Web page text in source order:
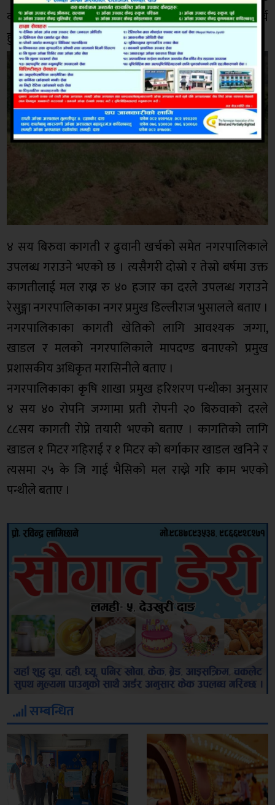
कागती लगाउने किसानलाइ पहिलो बर्ष रु ९६ हजार जति खर्च
हुनेमा ७२ हजार अनुदान दिने भएको छ ।
४ सय बिरुवा कागती र ढुवानी खर्चको समेत नगरपालिकाले
उपलब्ध गराउने भएको छ । त्यसैगरी दोस्रो र तेस्रो बर्षमा उक्त
कागतीलाई मल राख्न रु ४० हजार का दरले उपलब्ध गराउने
रेसुङ्गा नगरपालिकाका नगर प्रमुख डिल्लीराज भुसालले बताए ।
नगरपालिकाका कागती खेतिको लागि आवश्यक जग्गा,
खाडल र मलको नगरपालिकाले मापदण्ड बनाएको प्रमुख
प्रशासकीय अधिकृत मरासिनीले बताए ।
नगरपालिकाका कृषि शाखा प्रमुख हरिशरण पन्थीका अनुसार
४ सय ४० रोपनि जग्गामा प्रती रोपनी २० बिरुवाको दरले
८८सय कागती रोप्ने तयारी भएको बताए । कागतिको लागि
खाडल १ मिटर गहिराई र १ मिटर को बर्गाकार खाडल खनिने र
त्यसमा २५ के जि गाई भैसिको मल राख्ने गरि काम भएको
पन्थीले बताए ।
सम्बन्धित